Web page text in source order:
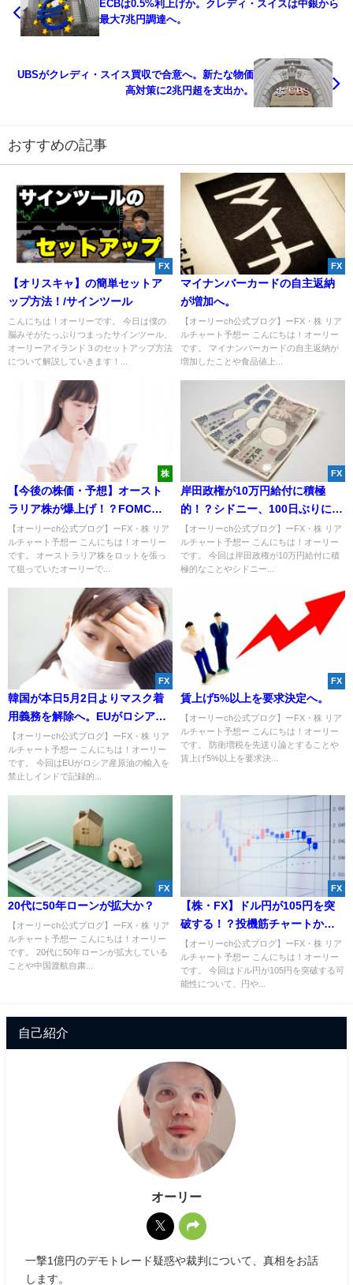
ECBは0.5%利上げか。クレディ・スイスは中銀から
最大7兆円調達へ。
UBSがクレディ・スイス買収で合意へ。新たな物価
高対策に2兆円超を支出か。
おすすめの記事
FX
【オリスキャ】の簡単セットア
ップ方法！/サインツール
こんにちは！オーリーです。 今日は僕の
脳みそがたっぷりつまったサインツール、
オーリーアイランド３のセットアップ方法
について解説していきます！...
FX
マイナンバーカードの自主返納
が増加へ。
【オーリーch公式ブログ】ーFX・株 リア
ルチャート予想ー こんにちは！オーリー
です。 マイナンバーカードの自主返納が
増加したことや食品値上...
株
【今後の株価・予想】オースト
ラリア株が爆上げ！？FOMCで
どう動く？
【オーリーch公式ブログ】ーFX・株 リア
ルチャート予想ー こんにちは！オーリー
です。 オーストラリア株をロットを張っ
て狙っていたオーリーで...
FX
岸田政権が10万円給付に積極
的！？シドニー、100日ぶりにロ
ックダウン解除！
【オーリーch公式ブログ】ーFX・株 リア
ルチャート予想ー こんにちは！オーリー
です。 今回は岸田政権が10万円給付に積
極的なことやシドニー...
FX
韓国が本日5月2日よりマスク着
用義務を解除へ。EUがロシア産
原油の輸入を禁止か。
【オーリーch公式ブログ】ーFX・株 リア
ルチャート予想ー こんにちは！オーリー
です。 今回はEUがロシア産原油の輸入を
禁止しインドで記録的...
FX
賃上げ5%以上を要求決定へ。
【オーリーch公式ブログ】ーFX・株 リア
ルチャート予想ー こんにちは！オーリー
です。 防衛増税を先送り論とすることや
賃上げ5%以上を要求決...
FX
20代に50年ローンが拡大か？
【オーリーch公式ブログ】ーFX・株 リア
ルチャート予想ー こんにちは！オーリー
です。 20代に50年ローンが拡大している
ことや中国渡航自粛...
FX
【株・FX】ドル円が105円を突
破する！？投機筋チャートから
解説！
【オーリーch公式ブログ】ーFX・株 リア
ルチャート予想ー こんにちは！オーリー
です。 今回はドル円が105円を突破する可
能性について、円や...
自己紹介
オーリー
一撃1億円のデモトレード疑惑や裁判について、真相をお話
します。